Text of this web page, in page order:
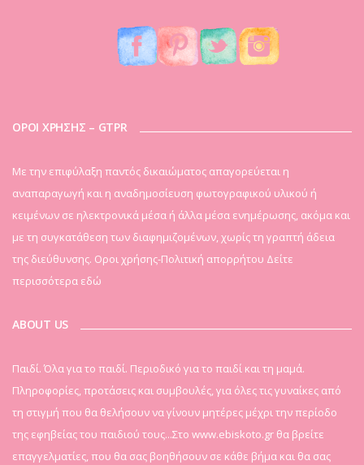
ΟΡΟΙ ΧΡΗΣΗΣ – GTPR
Mε την επιφύλαξη παντός δικαιώματος απαγορεύεται η
αναπαραγωγή και η αναδημοσίευση φωτογραφικού υλικού ή
κειμένων σε ηλεκτρονικά μέσα ή άλλα μέσα ενημέρωσης, ακόμα και
με τη συγκατάθεση των διαφημιζομένων, χωρίς τη γραπτή άδεια
της διεύθυνσης. Οροι χρήσης-Πολιτική απορρήτου Δείτε
περισσότερα εδώ
ABOUT US
Παιδί. Όλα για το παιδί. Περιοδικό για το παιδί και τη μαμά.
Πληροφορίες, προτάσεις και συμβουλές, για όλες τις γυναίκες από
τη στιγμή που θα θελήσουν να γίνουν μητέρες μέχρι την περίοδο
της εφηβείας του παιδιού τους...Στο www.ebiskoto.gr θα βρείτε
επαγγελματίες, που θα σας βοηθήσουν σε κάθε βήμα και θα σας